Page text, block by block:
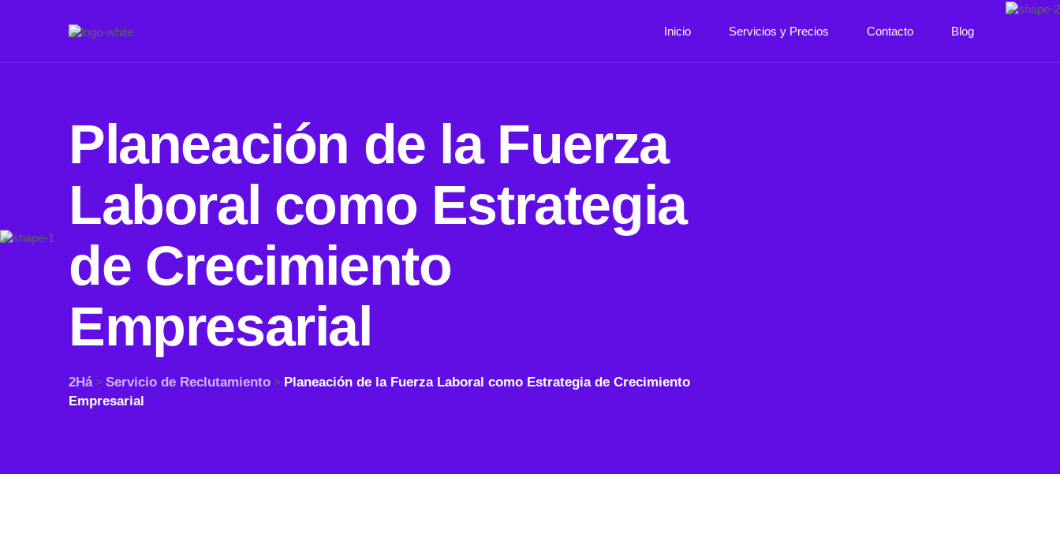
Inicio Servicios y Precios Contacto Blog
Planeación de la Fuerza
Laboral como Estrategia
de Crecimiento
Empresarial
2Há> Servicio de Reclutamiento > Planeación de la Fuerza Laboral como Estrategia de Crecimiento
Empresarial